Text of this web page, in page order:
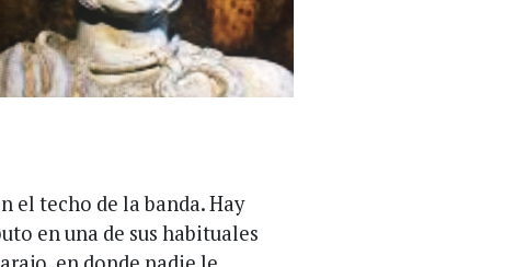
el techo de la banda. Hay
en una de sus habituales